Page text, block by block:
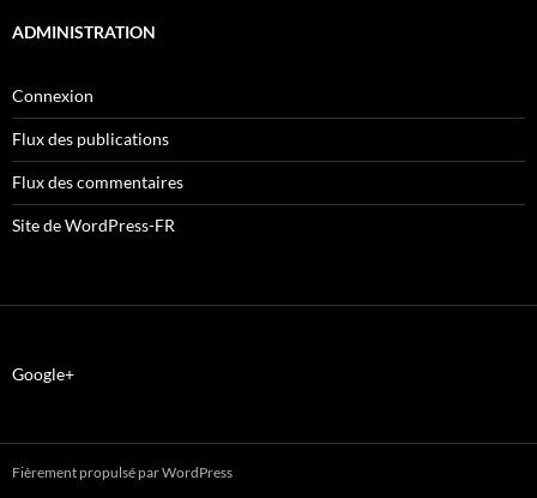
ADMINISTRATION
Connexion
Flux des publications
Flux des commentaires
Site de WordPress-FR
Google+
Fièrement propulsé par WordPress